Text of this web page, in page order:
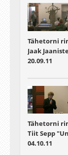
Tähetorni
Jaak
20.09.11
Tähetorni
Tiit Sepp
04.10.11